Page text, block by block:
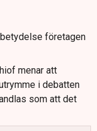
företagen
menar att
i debatten
som att det